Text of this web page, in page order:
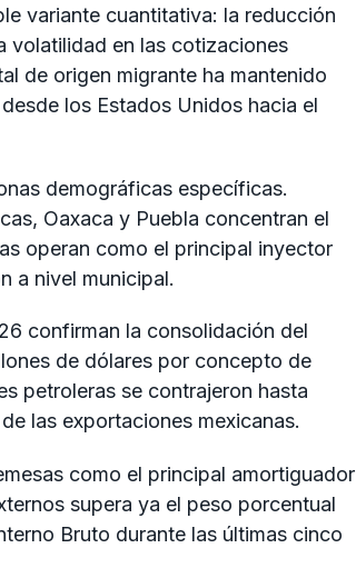
variante cuantitativa: la reducción
volatilidad en las cotizaciones
de origen migrante ha mantenido
los Estados Unidos hacia el
demográficas específicas.
Oaxaca y Puebla concentran el
operan como el principal inyector
a nivel municipal.
confirman la consolidación del
de dólares por concepto de
petroleras se contrajeron hasta
las exportaciones mexicanas.
como el principal amortiguador
supera ya el peso porcentual
Bruto durante las últimas cinco